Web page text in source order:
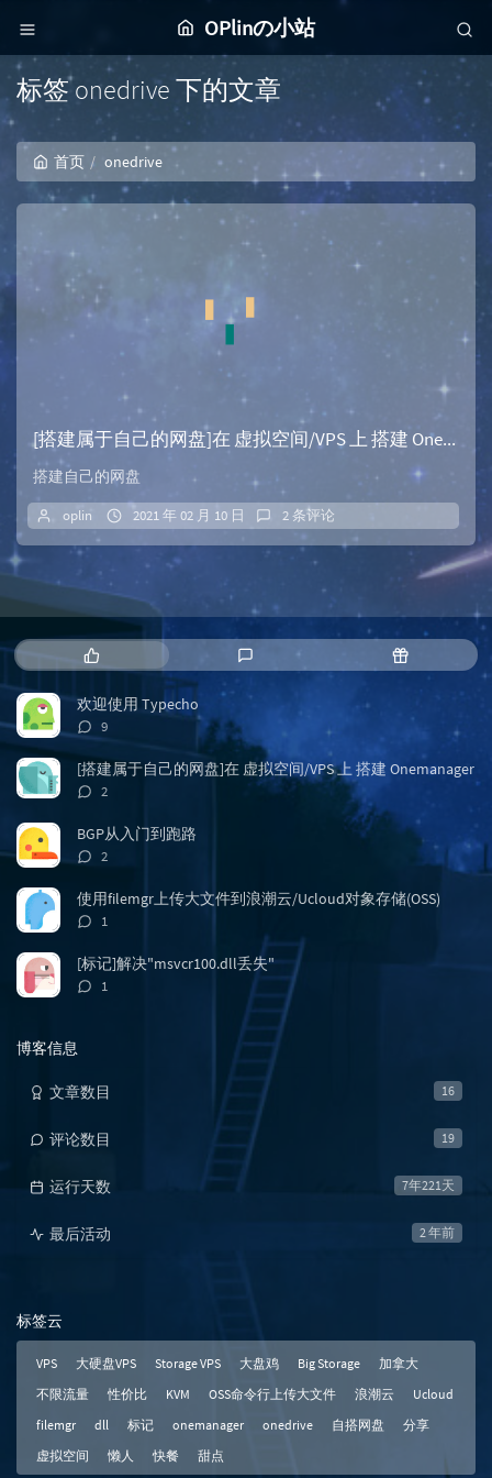
OPlinの小站
标签 onedrive 下的文章
首页 onedrive
[搭建属于自己的网盘]在 虚拟空间/VPS 上 搭建 Onemanager
搭建自己的网盘
oplin 2021 年 02 月 10 日 2 条评论
热
门
文
章
新
随
机
章
欢迎使用 Typecho
评
论
数：
9
[搭建属于自己的网盘]在 虚拟空间/VPS 上 搭建 Onemanager
评
数：
2
BGP从入门到跑路
评
数：
2
使用filemgr上传大文件到浪潮云/Ucloud对象存储(OSS)
评
数：
1
[标记]解决"msvcr100.dll丢失"
评1
博客信息
16
文章数目
19
评论数目
7年221天
运行天数
2 年前
最后活动
标签云
VPS 大硬盘VPS Storage VPS 大盘鸡 Big Storage
加拿大
不限流量
性价比 KVM OSS命令行上传大文件 浪潮云
Ucloud
filemgr
dll 标记 onemanager onedrive 自搭网盘
分享
虚拟空间
懒人 快餐 甜点